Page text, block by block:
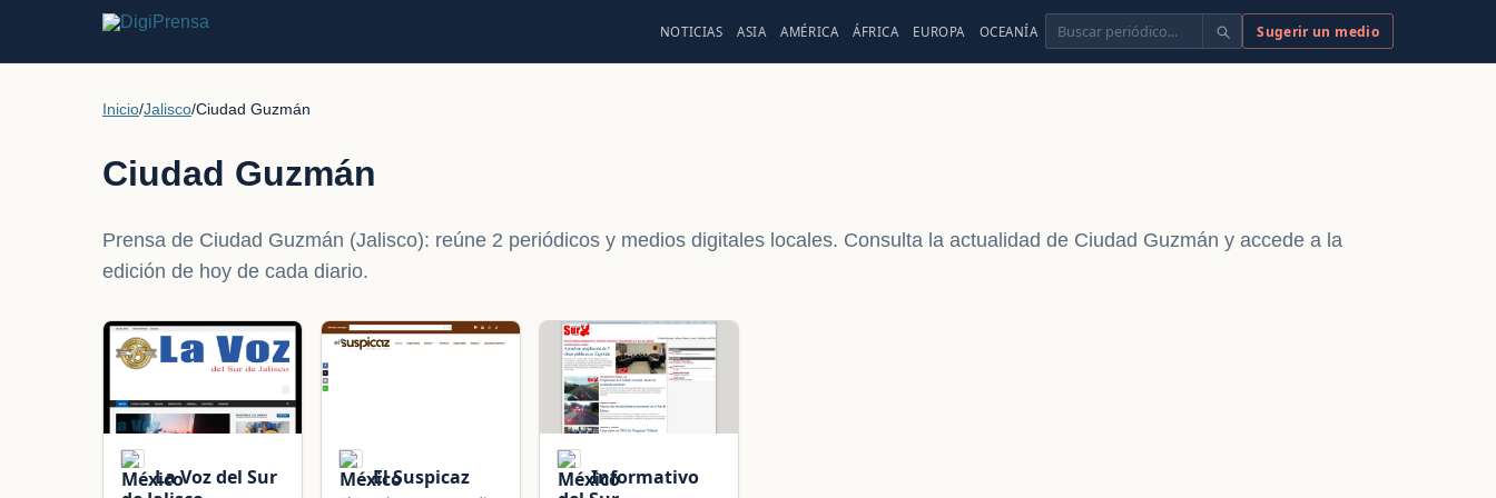
NOTICIAS ASIA AMÉRICA ÁFRICA EUROPA OCEANÍA Buscar Sugerir un medio
Inicio/Jalisco/Ciudad Guzmán
Ciudad Guzmán
Prensa de Ciudad Guzmán (Jalisco): reúne 2 periódicos y medios digitales locales. Consulta la actualidad de Ciudad Guzmán y accede a la
edición de hoy de cada diario.
La Voz del Sur
El Suspicaz
Informativo